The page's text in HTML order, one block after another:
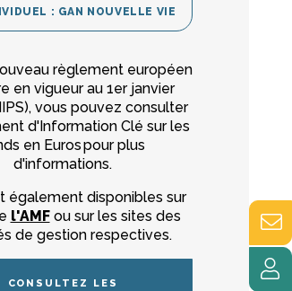
: GAN NOUVELLE VIE
règlement européen
en vigueur au 1er janvier
vous pouvez consulter
d'Information Clé sur les
en Euros pour plus
d'informations.
également disponibles sur
l'AMFou sur les sites des
de gestion respectives.
CONSULTEZ LES